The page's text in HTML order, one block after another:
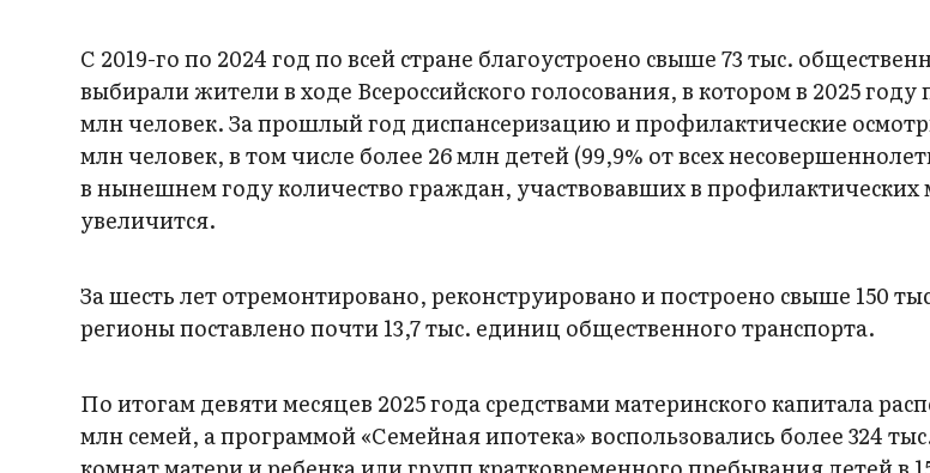
С 2019-го по 2024 год по всей стране благоустроено свыше 73 тыс.
выбирали жители в ходе Всероссийского голосования, в котором в 2025 году
млн человек. За прошлый год диспансеризацию и профилактические
млн человек, в том числе более 26 млн детей (99,9% от всех
в нынешнем году количество граждан, участвовавших в профилактических
увеличится.
За шесть лет отремонтировано, реконструировано и построено свыше 150
регионы поставлено почти 13,7 тыс. единиц общественного транспорта.
По итогам девяти месяцев 2025 года средствами материнского капитала
млн семей, а программой «Семейная ипотека» воспользовались более 324